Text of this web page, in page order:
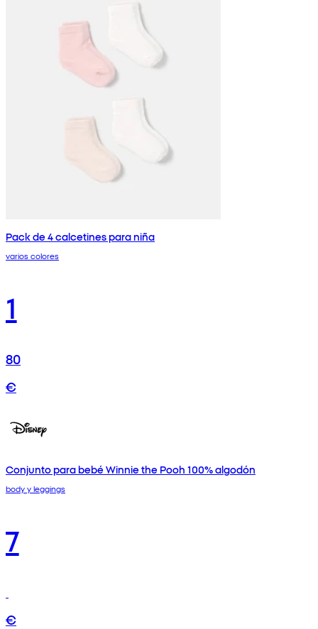
Pack de 4 calcetines para niña
varios colores
1
80
€
Conjunto para bebé Winnie the Pooh 100% algodón
body y leggings
7
€